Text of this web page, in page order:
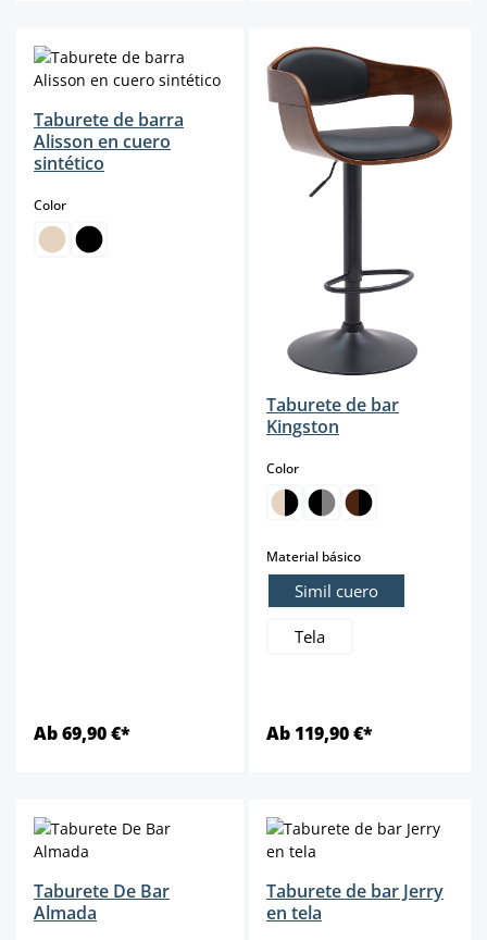
Taburete de barra
Alisson en cuero
sintético
Colorselect
Ab 69,90 €*
Taburete de bar
Kingston
Colorselect
Material básicoselect
Simil cuero
Tela
Ab 119,90 €*
Taburete De Bar
Almada
Taburete de bar Jerry
en tela